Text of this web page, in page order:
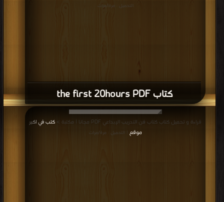
كتاب the first 20hours PDF
التحميل : مرة/مرات
قراءة و تحميل كتاب كتاب فن التدريب الإبداعي PDF مجانا | مكتبة >
كتب في اكبر
موقع
| التحميل : مرة/مرات